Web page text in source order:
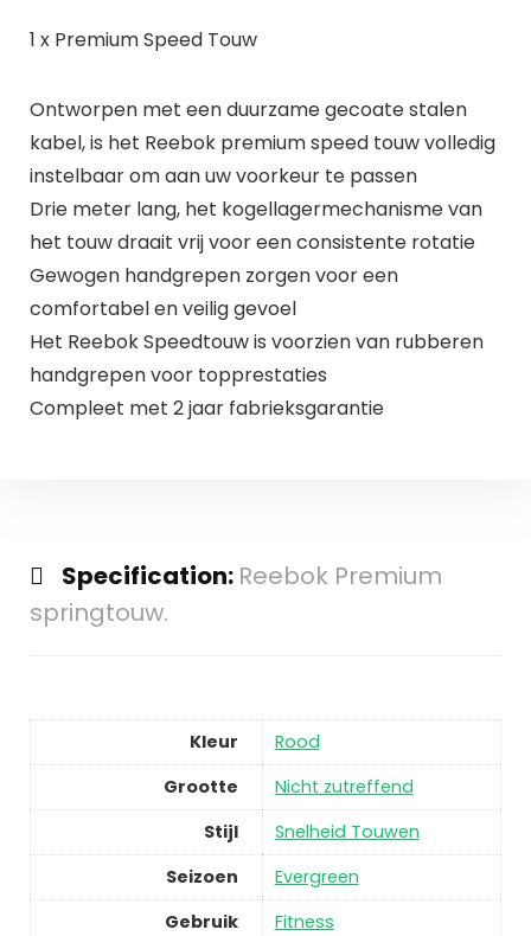
1 x Premium Speed Touw
Ontworpen met een duurzame gecoate stalen
kabel, is het Reebok premium speed touw volledig
instelbaar om aan uw voorkeur te passen
Drie meter lang, het kogellagermechanisme van
het touw draait vrij voor een consistente rotatie
Gewogen handgrepen zorgen voor een
comfortabel en veilig gevoel
Het Reebok Speedtouw is voorzien van rubberen
handgrepen voor topprestaties
Compleet met 2 jaar fabrieksgarantie
Specification: Reebok Premium
springtouw.
Kleur
Rood
Grootte
Nicht zutreffend
Stijl
Snelheid Touwen
Seizoen
Evergreen
Gebruik
Fitness